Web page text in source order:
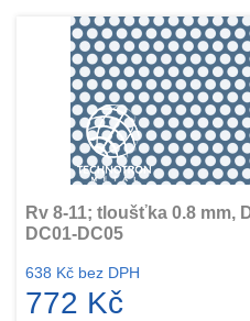
Rv 8-11; tloušťka 0.8 mm,
DC01-DC05
638 Kč bez DPH
772 Kč